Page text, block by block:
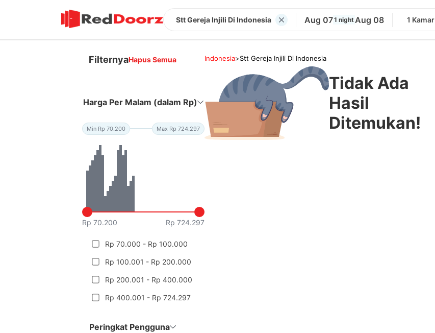
Stt Gereja Injili Di Indonesia Aug 071 night Aug 08 1 Kamar
FilternyaHapus Semua
Harga Per Malam (dalam Rp)
Min Rp 70.200 Max Rp 724.297
Rp 70.200 Rp 724.297
Rp 70.000 - Rp 100.000
Rp 100.001 - Rp 200.000
Rp 200.001 - Rp 400.000
Rp 400.001 - Rp 724.297
Peringkat Pengguna
Indonesia>Stt Gereja Injili Di Indonesia
Tidak Ada
Hasil
Ditemukan!